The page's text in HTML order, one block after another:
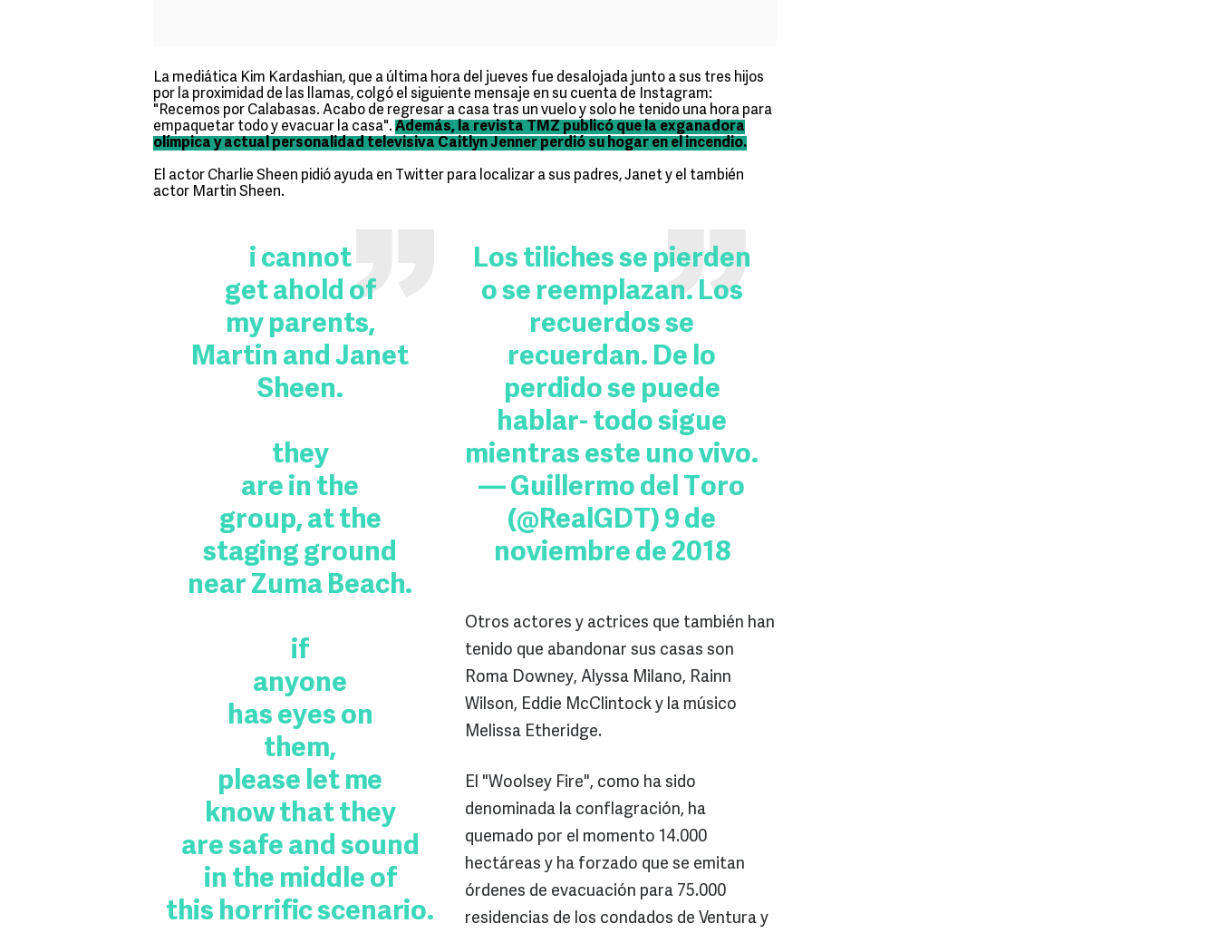
La mediática Kim Kardashian, que a última hora del jueves fue desalojada junto a sus tres hijos
por la proximidad de las llamas, colgó el siguiente mensaje en su cuenta de Instagram:
"Recemos por Calabasas. Acabo de regresar a casa tras un vuelo y solo he tenido una hora para
empaquetar todo y evacuar la casa". Además, la revista TMZ publicó que la exganadora
olímpica y actual personalidad televisiva CaitlynJenner perdió su hogar en el incendio.
El actor Charlie Sheen pidió ayuda en Twitter para localizar a sus padres, Janet y el también
actor Martin Sheen.
i cannot
get ahold of
my parents,
Martin and Janet
Sheen.
they
are in the
group, at the
staging ground
near Zuma Beach.
if
anyone
has eyes on
them,
please let me
know that they
are safe and sound
in the middle of
this horrific scenario.
Los tiliches se pierden
o se reemplazan. Los
recuerdos se
recuerdan. De lo
perdido se puede
hablar- todo sigue
mientras este uno vivo.
— Guillermo del Toro
(@RealGDT) 9 de
noviembre de 2018
Otros actores y actrices que también han
tenido que abandonar sus casas son
Roma Downey, Alyssa Milano, Rainn
Wilson, Eddie McClintock y la músico
Melissa Etheridge.
El "Woolsey Fire", como ha sido
denominada la conflagración, ha
quemado por el momento 14.000
hectáreas y ha forzado que se emitan
órdenes de evacuación para 75.000
residencias de los condados de Ventura y